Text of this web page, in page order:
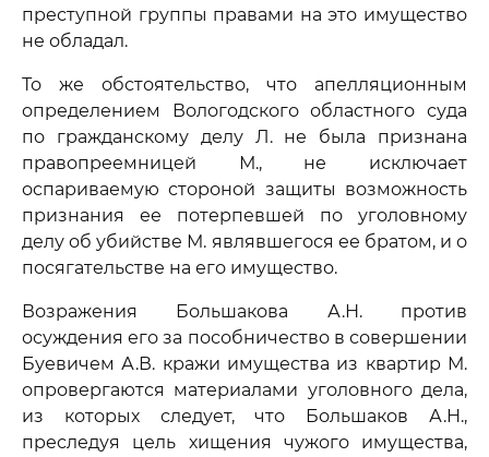
преступной группы правами на это имущество
не обладал.
То же обстоятельство, что апелляционным
определением Вологодского областного суда
по гражданскому делу Л. не была признана
правопреемницей М., не исключает
оспариваемую стороной защиты возможность
признания ее потерпевшей по уголовному
делу об убийстве М. являвшегося ее братом, и о
посягательстве на его имущество.
Возражения Большакова А.Н. против
осуждения его за пособничество в совершении
Буевичем А.В. кражи имущества из квартир М.
опровергаются материалами уголовного дела,
из которых следует, что Большаков А.Н.,
преследуя цель хищения чужого имущества,